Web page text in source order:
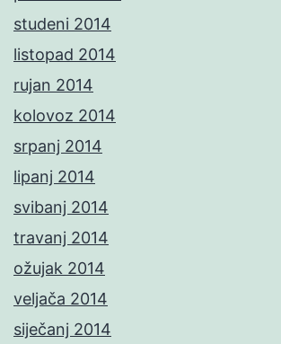
studeni 2014
listopad 2014
rujan 2014
kolovoz 2014
srpanj 2014
lipanj 2014
svibanj 2014
travanj 2014
ožujak 2014
veljača 2014
siječanj 2014